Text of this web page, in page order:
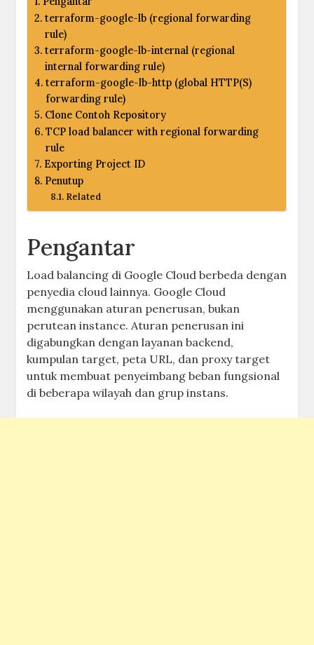
terraform-google-lb (regional forwarding
rule)
terraform-google-lb-internal (regional
internal forwarding rule)
terraform-google-lb-http (global HTTP(S)
forwarding rule)
Clone Contoh Repository
TCP load balancer with regional forwarding
rule
Exporting Project ID
Penutup
Related
Pengantar
Load balancing di Google Cloud berbeda dengan
penyedia cloud lainnya. Google Cloud
menggunakan aturan penerusan, bukan
perutean instance. Aturan penerusan ini
digabungkan dengan layanan backend,
kumpulan target, peta URL, dan proxy target
untuk membuat penyeimbang beban fungsional
di beberapa wilayah dan grup instans.